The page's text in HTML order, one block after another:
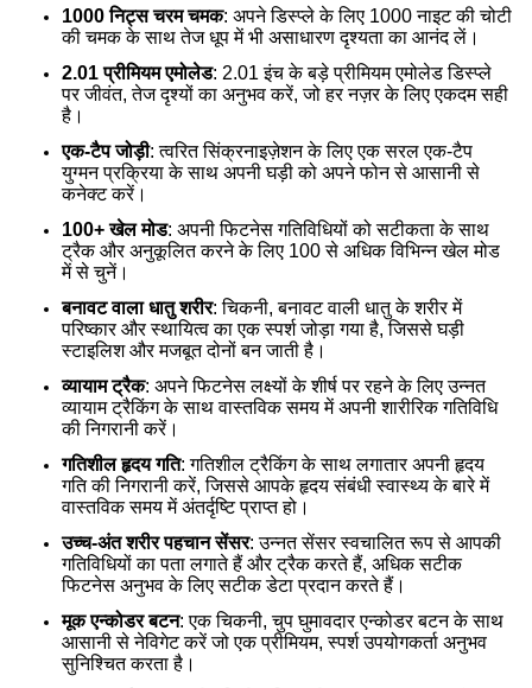
1000 निट्स चरम चमक: अपने डिस्प्ले के लिए 1000 नाइट की चोटी
की चमक के साथ तेज धूप में भी असाधारण दृश्यता का आनंद लें।
2.01 प्रीमियम एमोलेड: 2.01 इंच के बड़े प्रीमियम एमोलेड डिस्प्ले
पर जीवंत, तेज दृश्यों का अनुभव करें, जो हर नज़र के लिए एकदम सही
है।
एक-टैप जोड़ी: त्वरित सिंक्रनाइज़ेशन के लिए एक सरल एक-टैप
युग्मन प्रक्रिया के साथ अपनी घड़ी को अपने फोन से आसानी से
कनेक्ट करें।
100+ खेल मोड: अपनी फिटनेस गतिविधियों को सटीकता के साथ
ट्रैक और अनुकूलित करने के लिए 100 से अधिक विभिन्न खेल मोड
में से चुनें।
बनावट वाला धातु शरीर: चिकनी, बनावट वाली धातु के शरीर में
परिष्कार और स्थायित्व का एक स्पर्श जोड़ा गया है, जिससे घड़ी
स्टाइलिश और मजबूत दोनों बन जाती है।
व्यायाम ट्रैक: अपने फिटनेस लक्ष्यों के शीर्ष पर रहने के लिए उन्नत
व्यायाम ट्रैकिंग के साथ वास्तविक समय में अपनी शारीरिक गतिविधि
की निगरानी करें।
गतिशील हृदय गति: गतिशील ट्रैकिंग के साथ लगातार अपनी हृदय
गति की निगरानी करें, जिससे आपके हृदय संबंधी स्वास्थ्य के बारे में
वास्तविक समय में अंतर्दृष्टि प्राप्त हो।
उच्च-अंत शरीर पहचान सेंसर: उन्नत सेंसर स्वचालित रूप से आपकी
गतिविधियों का पता लगाते हैं और ट्रैक करते हैं, अधिक सटीक
फिटनेस अनुभव के लिए सटीक डेटा प्रदान करते हैं।
मूक एन्कोडर बटन: एक चिकनी, चुप घुमावदार एन्कोडर बटन के साथ
आसानी से नेविगेट करें जो एक प्रीमियम, स्पर्श उपयोगकर्ता अनुभव
सुनिश्चित करता है।